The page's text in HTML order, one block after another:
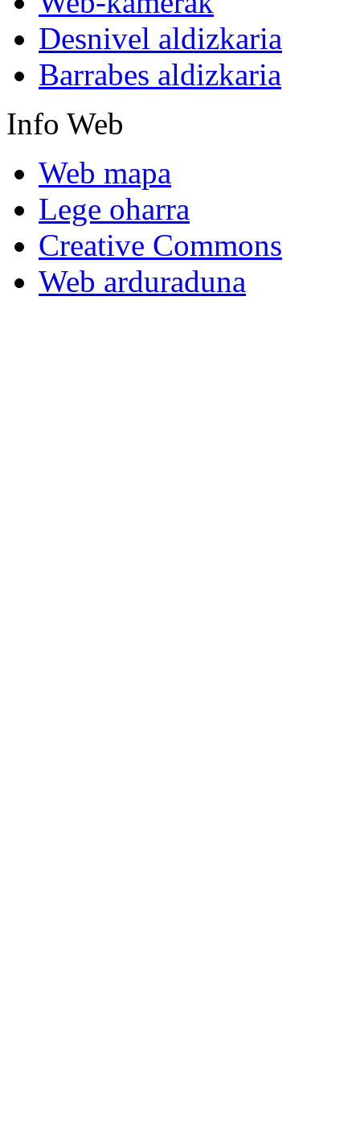
Desnivel aldizkaria
Barrabes aldizkaria
Info Web
Web mapa
Lege oharra
Creative Commons
Web arduraduna